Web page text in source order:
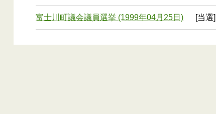
富士川町議会議員選挙 (1999年04月25日) [当選